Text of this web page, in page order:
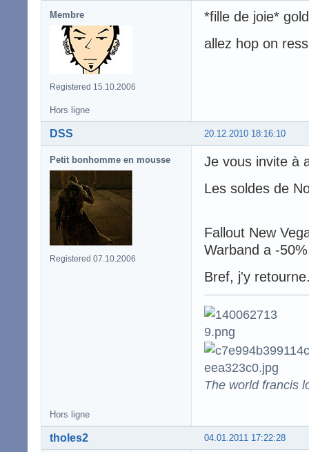
Membre
Registered 15.10.2006
*fille de joie*
allez hop on
Hors ligne
20.12.2010 18:16:10
DSS
Petit bonhomme en mousse
Registered 07.10.2006
Je vous invite à
Les soldes de
Fallout New
Warband a -
Bref, j'y
The world francis
Hors ligne
04.01.2011 17:22:28
tholes2